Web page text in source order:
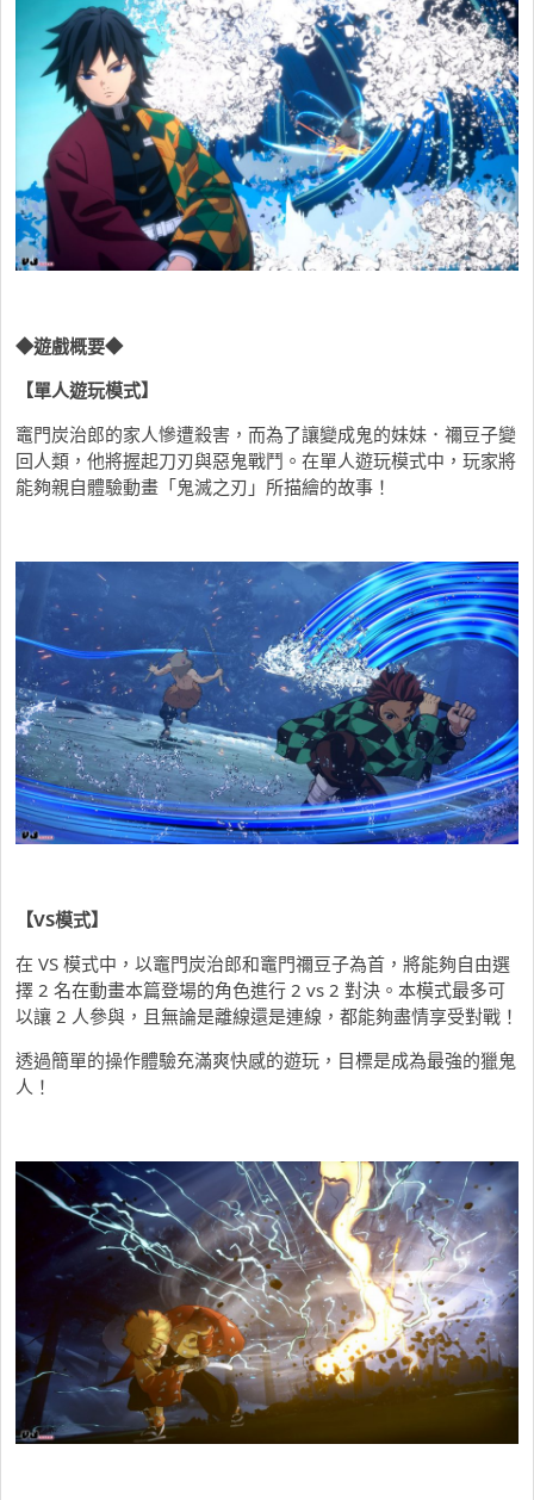
◆遊戲概要◆
【單人遊玩模式】
竈門炭治郎的家人慘遭殺害，而為了讓變成鬼的妹妹．禰豆子變
回人類，他將握起刀刃與惡鬼戰鬥。在單人遊玩模式中，玩家將
能夠親自體驗動畫「鬼滅之刃」所描繪的故事！
【VS模式】
在 VS 模式中，以竈門炭治郎和竈門禰豆子為首，將能夠自由選
擇 2 名在動畫本篇登場的角色進行 2 vs 2 對決。本模式最多可
以讓 2 人參與，且無論是離線還是連線，都能夠盡情享受對戰！
透過簡單的操作體驗充滿爽快感的遊玩，目標是成為最強的獵鬼
人！